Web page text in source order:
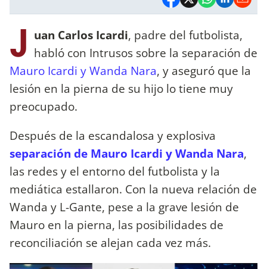
J uan Carlos Icardi, padre del futbolista,
habló con Intrusos sobre la separación de
Mauro Icardi y Wanda Nara, y aseguró que la
lesión en la pierna de su hijo lo tiene muy
preocupado.
Después de la escandalosa y explosiva
separación de Mauro Icardi y Wanda Nara,
las redes y el entorno del futbolista y la
mediática estallaron. Con la nueva relación de
Wanda y L-Gante, pese a la grave lesión de
Mauro en la pierna, las posibilidades de
reconciliación se alejan cada vez más.